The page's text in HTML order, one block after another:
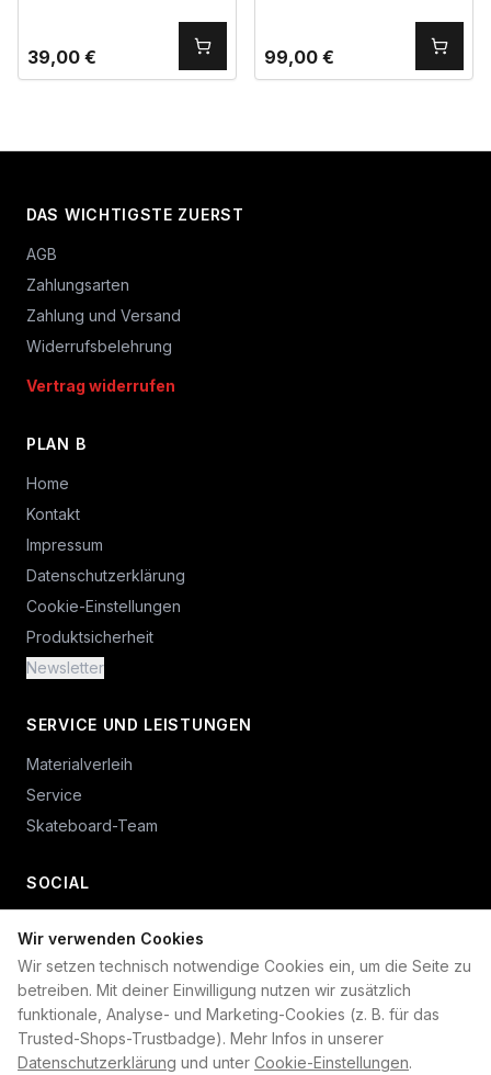
Wir verwenden Cookies
Wir setzen technisch notwendige Cookies ein, um die Seite zu
betreiben. Mit deiner Einwilligung nutzen wir zusätzlich
funktionale, Analyse- und Marketing-Cookies (z. B. für das
Trusted-Shops-Trustbadge). Mehr Infos in unserer
Datenschutzerklärung und unter Cookie-Einstellungen.
39,00 € 99,00 €
DAS WICHTIGSTE ZUERST
AGB
Zahlungsarten
Zahlung und Versand
Widerrufsbelehrung
Vertrag widerrufen
PLAN B
Home
Kontakt
Impressum
Datenschutzerklärung
Cookie-Einstellungen
Produktsicherheit
Newsletter
SERVICE UND LEISTUNGEN
Materialverleih
Service
Skateboard-Team
SOCIAL
+49 234 687 00 38
shop@plan-b-funsport.de
Sichere Zahlung mit: